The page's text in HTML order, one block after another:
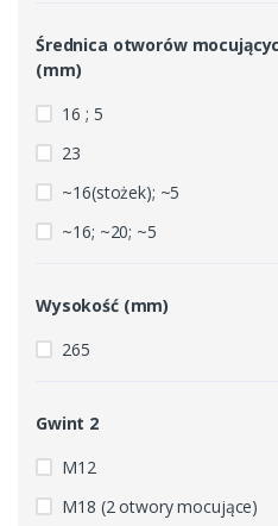
Średnica otworów
(mm)
16 ; 5
23
~16(stożek); ~5
~16; ~20; ~5
Wysokość (mm)
265
Gwint 2
M12
M18 (2 otwory mocujące)